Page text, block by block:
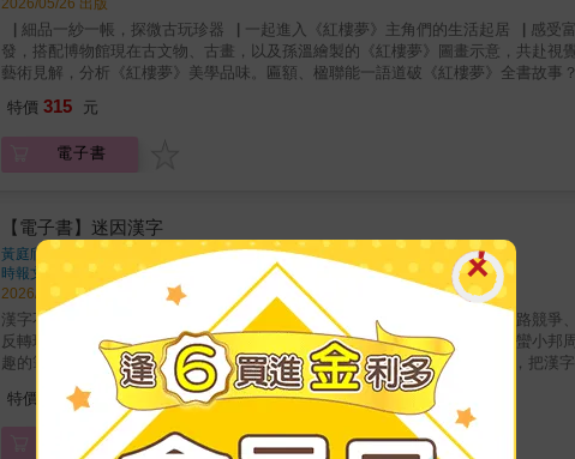
2026/05/26 出版
▕ 細品一紗一帳，探微古玩珍器▕ 一起進入《紅樓夢》主角們的生活起居▕ 感受
發，搭配博物館現在古文物、古畫，以及孫溫繪製的《紅樓夢》圖畫示意，共赴
藝術見解，分析《紅樓夢》美學品味。匾額、楹聯能一語道破《紅樓夢》全書故事
無不精心規劃，令初到大觀園的劉姥姥大開眼界。本書從《紅樓夢》建築園林的門
見當時工藝之精妙。曹雪芹透過空間物品的描寫，除可營造文意氣氛外，也讓讀
特價 315 元
電子書
【電子書】迷因漢字
黃庭頎、謝博霖
時報文化
出版
2026/05/19 出版
漢字不是倉頡造字的遺產，而是歷史演化的結果。把漢字當成迷因，看它一路競
反轉現場」！每一個漢字的筆畫聲韻，都藏著一段驚心動魄的生存遊戲。野蠻小邦
趣的筆法闡述漢字演化史的漢字普及書，從「迷因（meme）」的概念出發，把漢
漢字如何在數千年的使用中不斷演化，而非一套一成不變的神聖系統。全書以清
起，逐步說明表意字、假借字、形聲字的形成原理；再帶讀者走過甲骨文、金文、
混同、分化等現象背後的故事。作者結合教學經驗，吸收文字學大師裘錫圭的研究
明，讓讀者理解「字為什麼會變成現在這個樣子」，也重新認識我們每天使用、卻
特價 266 元
電子書